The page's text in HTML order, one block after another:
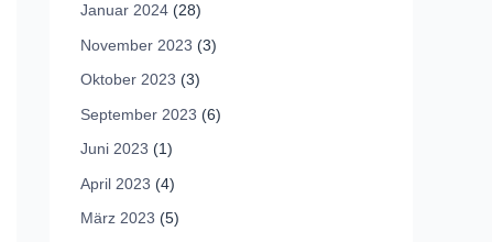
Januar 2024 (28)
November 2023 (3)
Oktober 2023 (3)
September 2023 (6)
Juni 2023 (1)
April 2023 (4)
März 2023 (5)